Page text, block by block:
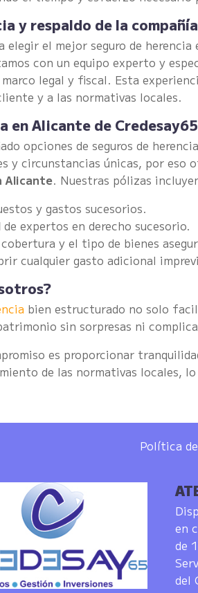
y respaldo de la
el mejor seguro de
con un equipo experto y
legal y fiscal. Esta
y a las normativas locales.
en Alicante de Credesay65
opciones de seguros de
y circunstancias únicas, por eso
Alicante. Nuestras pólizas
y gastos sucesorios.
de expertos en derecho sucesorio.
y el tipo de bienes
cualquier gasto adicional
bien estructurado no solo
sin sorpresas ni
es proporcionar
de las normativas locales,
Política
en
de
del